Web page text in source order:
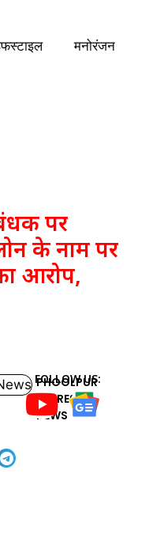
मनोरंजन
पर
के नाम पर
आरोप,
PHOOLPUR
EXPRESS
NEWS
FOLLOW US: